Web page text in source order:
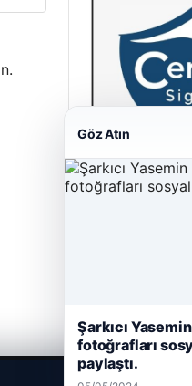
Göz Atın
Şarkıcı
fotoğrafları
paylaştı.